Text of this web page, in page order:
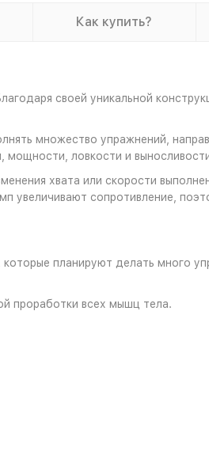
Как купить?
своей уникальной
множество упражнений,
мощности, ловкости и
хвата или скорости
сопротивление,
планируют делать много
проработки всех мышц тела.